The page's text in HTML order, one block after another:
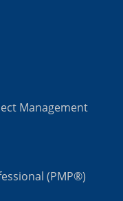
Management
(PMP®)